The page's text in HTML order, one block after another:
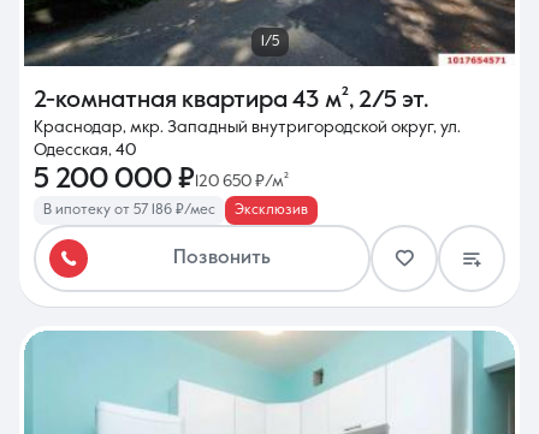
1/5
2-комнатная квартира 43 м², 2/5 эт.
Краснодар, мкр. Западный внутригородской округ, ул.
Одесская, 40
5 200 000 ₽ 120 650 ₽/м²
В ипотеку от 57 186 ₽/мес Эксклюзив
Позвонить